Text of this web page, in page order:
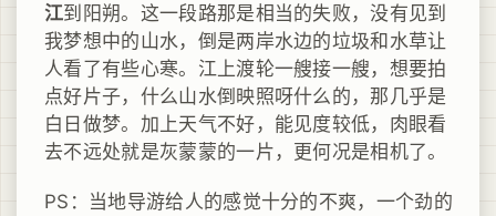
江到阳朔。这一段路那是相当的失败，没有见到
我梦想中的山水，倒是两岸水边的垃圾和水草让
人看了有些心寒。江上渡轮一艘接一艘，想要拍
点好片子，什么山水倒映照呀什么的，那几乎是
白日做梦。加上天气不好，能见度较低，肉眼看
去不远处就是灰蒙蒙的一片，更何况是相机了。
PS：当地导游给人的感觉十分的不爽，一个劲的